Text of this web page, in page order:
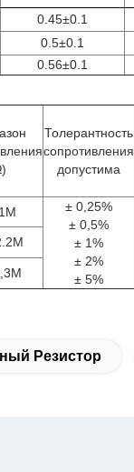
0.45±0.1
0.5±0.1
0.56±0.1
Толерантность
сопротивления
допустима
± 0,25%
± 0,5%
± 1%
± 2%
± 5%
Резистор